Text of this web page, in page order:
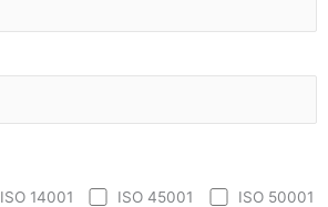
ISO 14001 ISO 45001
ISO 50001